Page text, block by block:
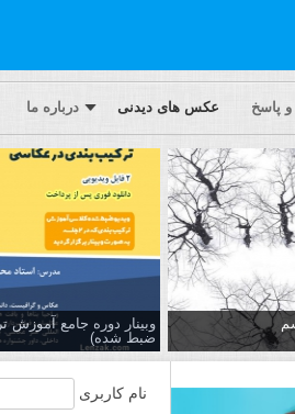
پاسخ عکس های دیدنی درباره ما
وبینار دوره جامع آموزش
ضبط شده)
نام کاربری